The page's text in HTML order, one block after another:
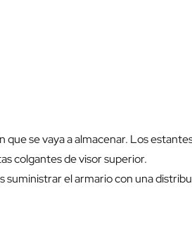
se vaya a almacenar. Los
colgantes de visor superior.
el armario con una